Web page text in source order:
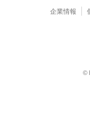
企業情報
©